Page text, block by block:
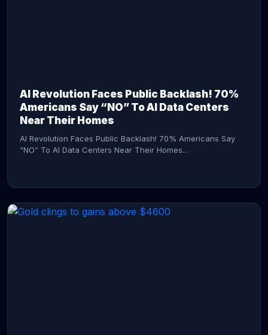
AI Revolution Faces Public Backlash! 70%
Americans Say “NO” To AI Data Centers
Near Their Homes
AI Revolution Faces Public Backlash! 70% Americans Say
“NO” To AI Data Centers Near Their Homes...